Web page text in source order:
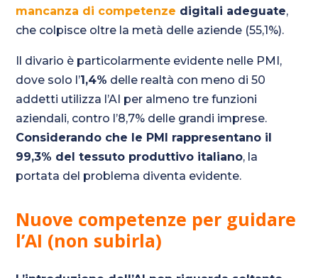
mancanza di competenze digitali adeguate,
che colpisce oltre la metà delle aziende (55,1%).
Il divario è particolarmente evidente nelle PMI,
dove solo l’1,4% delle realtà con meno di 50
addetti utilizza l’AI per almeno tre funzioni
aziendali, contro l’8,7% delle grandi imprese.
Considerando che le PMI rappresentano il
99,3% del tessuto produttivo italiano, la
portata del problema diventa evidente.
Nuove competenze per guidare
l’AI (non subirla)